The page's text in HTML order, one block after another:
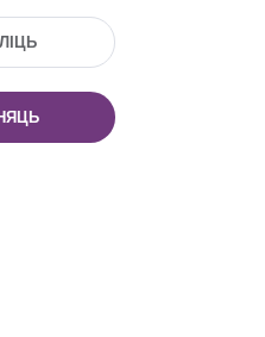
220114
Факс: (+375 17)